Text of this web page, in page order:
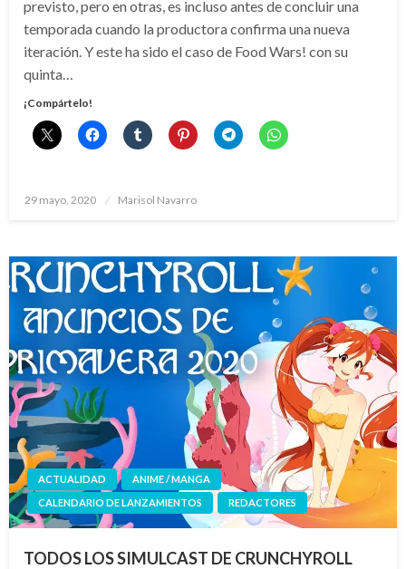
previsto, pero en otras, es incluso antes de concluir una
temporada cuando la productora confirma una nueva
iteración. Y este ha sido el caso de Food Wars! con su
quinta…
¡Compártelo!
Publicado
29 mayo, 2020 Marisol Navarro
ACTUALIDAD
ANIME / MANGA
CALENDARIO DE LANZAMIENTOS
REDACTORES
TODOS LOS SIMULCAST DE CRUNCHYROLL